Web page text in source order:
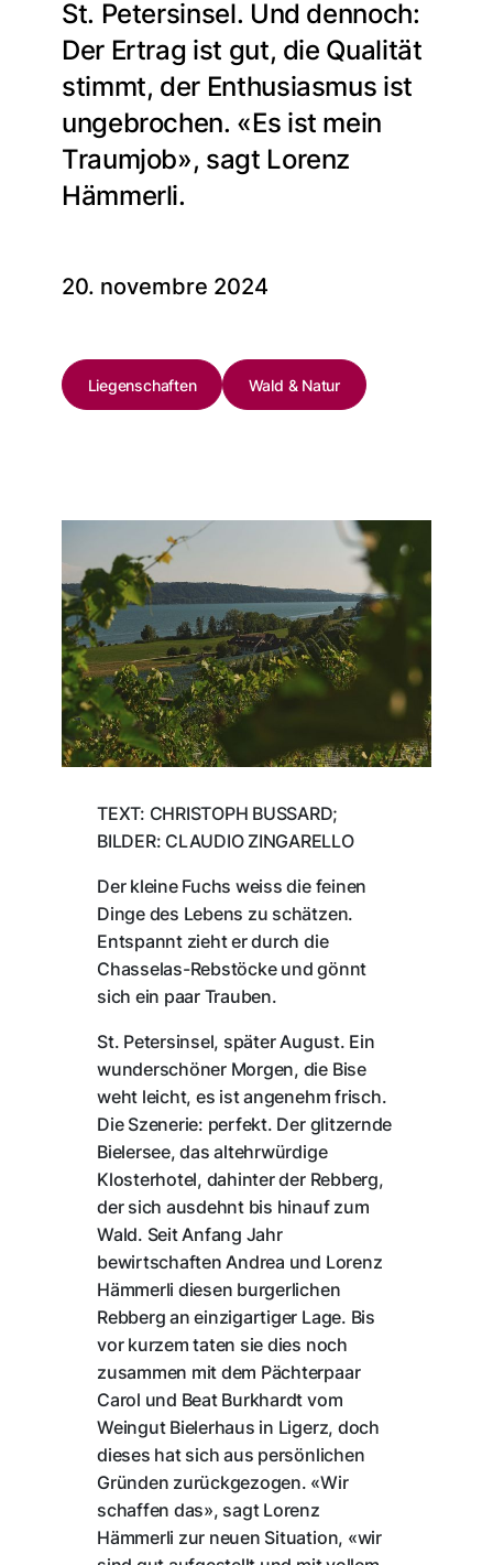
St. Petersinsel. Und dennoch:
Der Ertrag ist gut, die Qualität
stimmt, der Enthusiasmus ist
ungebrochen. «Es ist mein
Traumjob», sagt Lorenz
Hämmerli.
20. novembre 2024
Liegenschaften Wald & Natur
TEXT: CHRISTOPH BUSSARD;
BILDER: CLAUDIO ZINGARELLO
Der kleine Fuchs weiss die feinen
Dinge des Lebens zu schätzen.
Entspannt zieht er durch die
Chasselas-Rebstöcke und gönnt
sich ein paar Trauben.
St. Petersinsel, später August. Ein
wunderschöner Morgen, die Bise
weht leicht, es ist angenehm frisch.
Die Szenerie: perfekt. Der glitzernde
Bielersee, das altehrwürdige
Klosterhotel, dahinter der Rebberg,
der sich ausdehnt bis hinauf zum
Wald. Seit Anfang Jahr
bewirtschaften Andrea und Lorenz
Hämmerli diesen burgerlichen
Rebberg an einzigartiger Lage. Bis
vor kurzem taten sie dies noch
zusammen mit dem Pächterpaar
Carol und Beat Burkhardt vom
Weingut Bielerhaus in Ligerz, doch
dieses hat sich aus persönlichen
Gründen zurückgezogen. «Wir
schaffen das», sagt Lorenz
Hämmerli zur neuen Situation, «wir